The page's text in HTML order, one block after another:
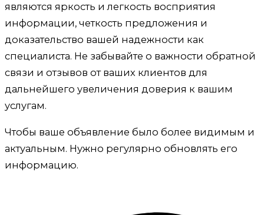
являются яркость и легкость восприятия
информации, четкость предложения и
доказательство вашей надежности как
специалиста. Не забывайте о важности обратной
связи и отзывов от ваших клиентов для
дальнейшего увеличения доверия к вашим
услугам.
Чтобы ваше объявление было более видимым и
актуальным. Нужно регулярно обновлять его
информацию.